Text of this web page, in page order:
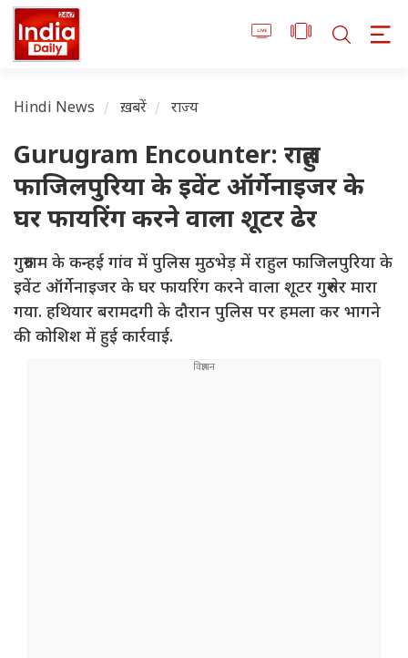
Hindi News ख़बरें राज्य
Gurugram Encounter: राहुल
फाजिलपुरिया के इवेंट ऑर्गेनाइजर के
घर फायरिंग करने वाला शूटर ढेर
गुरुग्राम के कन्हई गांव में पुलिस मुठभेड़ में राहुल फाजिलपुरिया के
इवेंट ऑर्गेनाइजर के घर फायरिंग करने वाला शूटर गुरुशेर मारा
गया. हथियार बरामदगी के दौरान पुलिस पर हमला कर भागने
की कोशिश में हुई कार्रवाई.